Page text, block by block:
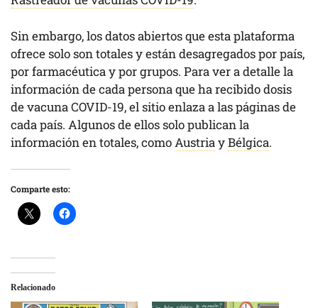
Sin embargo, los datos abiertos que esta plataforma
ofrece solo son totales y están desagregados por país,
por farmacéutica y por grupos. Para ver a detalle la
información de cada persona que ha recibido dosis
de vacuna COVID-19, el sitio enlaza a las páginas de
cada país. Algunos de ellos solo publican la
información en totales, como Austria yBélgica.
Comparte esto:
Relacionado